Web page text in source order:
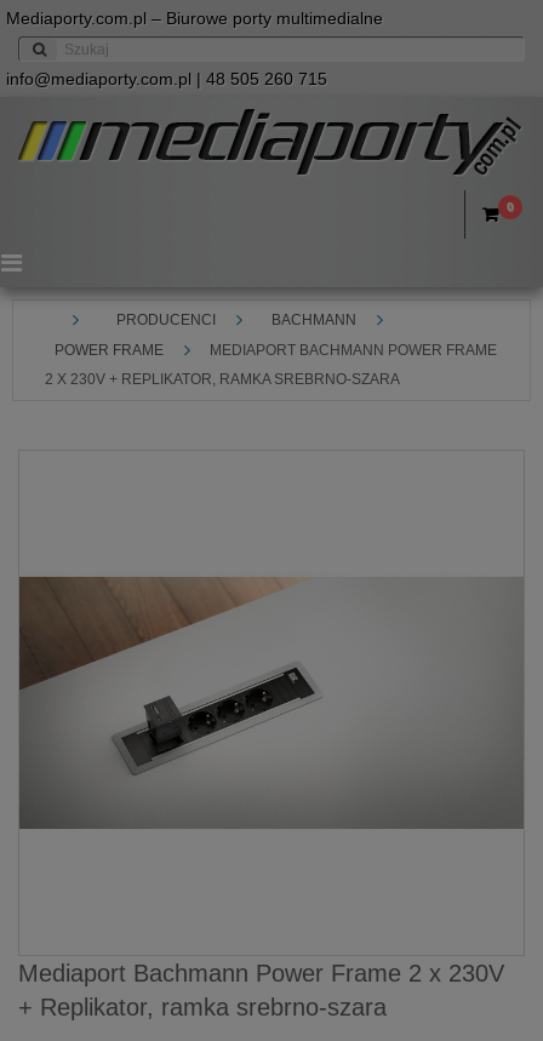
Mediaporty.com.pl – Biurowe porty multimedialne
info@mediaporty.com.pl | 48 505 260 715
0
Menu
PRODUCENCI
BACHMANN
POWER FRAME
MEDIAPORT BACHMANN POWER FRAME
2 X 230V + REPLIKATOR, RAMKA SREBRNO-SZARA
Mediaport Bachmann Power Frame 2 x 230V
+ Replikator, ramka srebrno-szara